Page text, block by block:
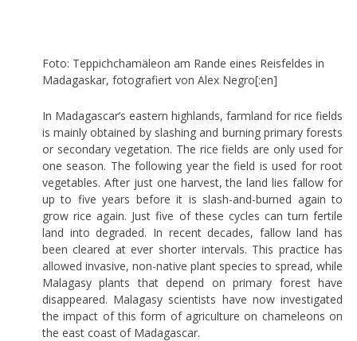
Foto: Teppichchamäleon am Rande eines Reisfeldes in
Madagaskar, fotografiert von Alex Negro[:en]
In Madagascar’s eastern highlands, farmland for rice fields
is mainly obtained by slashing and burning primary forests
or secondary vegetation. The rice fields are only used for
one season. The following year the field is used for root
vegetables. After just one harvest, the land lies fallow for
up to five years before it is slash-and-burned again to
grow rice again. Just five of these cycles can turn fertile
land into degraded. In recent decades, fallow land has
been cleared at ever shorter intervals. This practice has
allowed invasive, non-native plant species to spread, while
Malagasy plants that depend on primary forest have
disappeared. Malagasy scientists have now investigated
the impact of this form of agriculture on chameleons on
the east coast of Madagascar.